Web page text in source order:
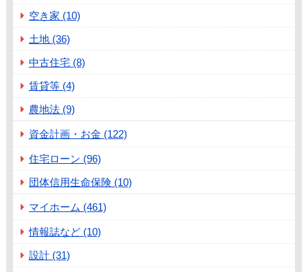
空き家 (10)
土地 (36)
中古住宅 (8)
賃貸等 (4)
農地法 (9)
資金計画・お金 (122)
住宅ローン (96)
団体信用生命保険 (10)
マイホーム (461)
情報誌など (10)
設計 (31)